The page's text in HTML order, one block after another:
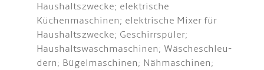
Haushaltszwecke; elektrische
Küchenmaschinen; elektrische Mixer für
Haushaltszwecke; Geschirrspüler;
Haushaltswaschmaschinen; Wäscheschleu-
dern; Bügelmaschinen; Nähmaschinen;